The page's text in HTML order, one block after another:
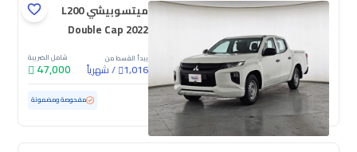
ميتسوبيشي L200
Double Cap 2022
يبدأ القسط من
1,016
/شهرياً
شامل الضريبة
47,000
مستعملة 139,482 كم مفحوصة ومضمونة